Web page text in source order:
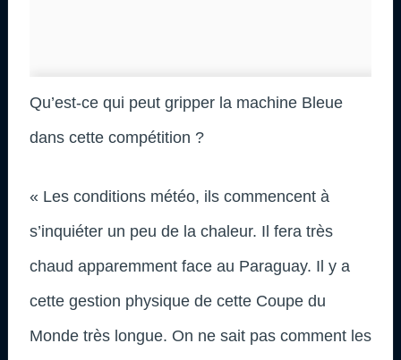
Qu’est-ce qui peut gripper la machine Bleue
dans cette compétition ?
« Les conditions météo, ils commencent à
s’inquiéter un peu de la chaleur. Il fera très
chaud apparemment face au Paraguay. Il y a
cette gestion physique de cette Coupe du
Monde très longue. On ne sait pas comment les